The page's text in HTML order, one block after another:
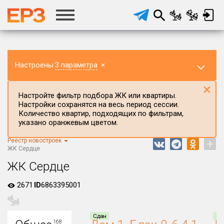
Настроены 3 параметра ×
Регион ЖК
Район в регионе
Все
Населённый пункт
Настройте фильтр подбора ЖК или квартиры.
Настройки сохранятся на весь период сессии.
Количество квартир, подходящих по фильтрам,
указано оранжевым цветом.
×
Реестр новостроек
ЖК Сердце
+
ЖК Сердце
2671 ID6863395001
168
Сдан